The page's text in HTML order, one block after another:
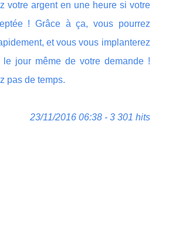
votre argent en une heure si votre
! Grâce à ça, vous pourrez
et vous vous implanterez
jour même de votre demande !
pas de temps.
23/11/2016 06:38 - 3 301 hits